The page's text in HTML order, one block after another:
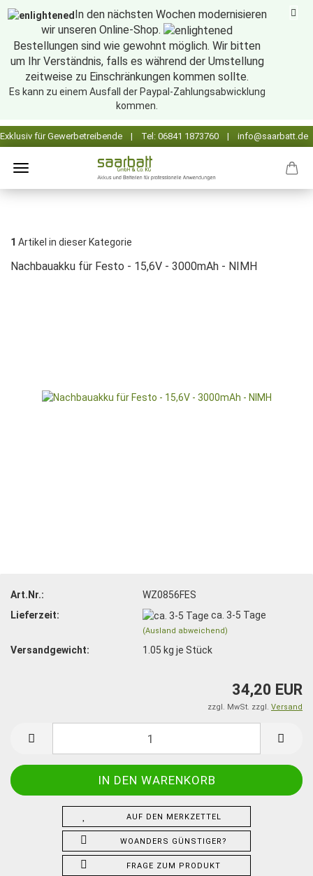
In den nächsten Wochen modernisieren
wir unseren Online-Shop.
Bestellungen sind wie gewohnt möglich. Wir bitten
um Ihr Verständnis, falls es während der Umstellung
zeitweise zu Einschränkungen kommen sollte.
Es kann zu einem Ausfall der Paypal-Zahlungsabwicklung
kommen.
1 Artikel in dieser Kategorie
Nachbauakku für Festo - 15,6V - 3000mAh - NIMH
Art.Nr.:
WZ0856FES
Lieferzeit:
ca. 3-5 Tage
(Ausland abweichend)
Versandgewicht: 1.05 kg je Stück
34,20 EUR
zzgl. MwSt. zzgl. Versand
AUF DEN MERKZETTEL
WOANDERS GÜNSTIGER?
FRAGE ZUM PRODUKT